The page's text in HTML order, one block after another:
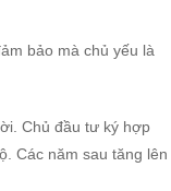
bảo mà chủ yếu là
Chủ đầu tư ký hợp
Các năm sau tăng lên